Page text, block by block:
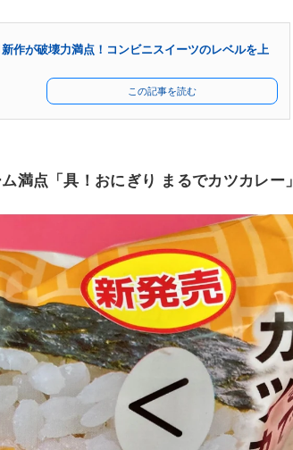
新作が破壊力満点！コンビニスイーツのレベルを上
この記事を読む
満点「具！おにぎり まるでカツカレー」